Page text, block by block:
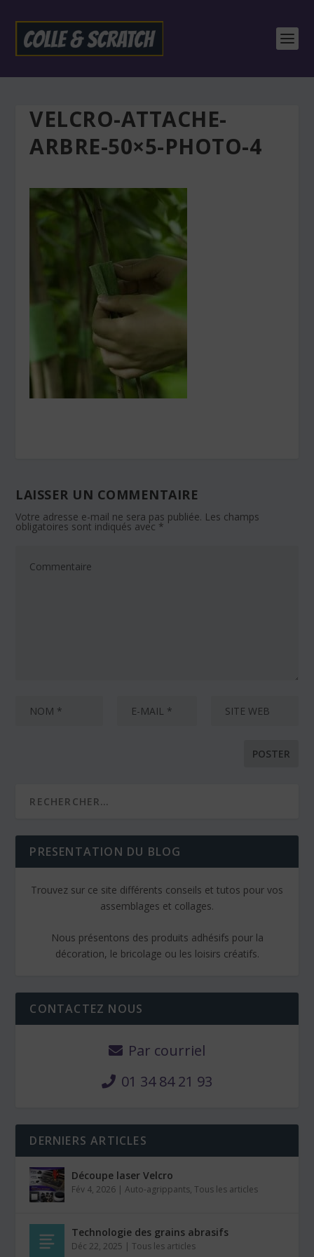
VELCRO-ATTACHE-
ARBRE-50×5-PHOTO-4
LAISSER UN COMMENTAIRE
Votre adresse e-mail ne sera pas publiée. Les champs
obligatoires sont indiqués avec *
PRESENTATION DU BLOG
Trouvez sur ce site différents conseils et tutos pour vos
assemblages et collages.
Nous présentons des produits adhésifs pour la
décoration, le bricolage ou les loisirs créatifs.
CONTACTEZ NOUS
Par courriel
01 34 84 21 93
DERNIERS ARTICLES
Découpe laser Velcro
Fév 4, 2026 |Auto-agrippants,Tous les articles
Technologie des grains abrasifs
Déc 22, 2025 |Tous les articles